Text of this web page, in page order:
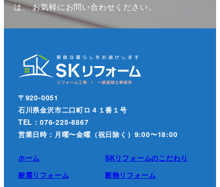
は、 お気軽にお問い合わせください。
〒920-0051
石川県金沢市二口町ロ４１番１号
TEL：076-225-8867
営業日時：月曜〜金曜（祝日除く）9:00〜18:00
ホーム
SKリフォームのこだわり
耐震リフォーム
断熱リフォーム